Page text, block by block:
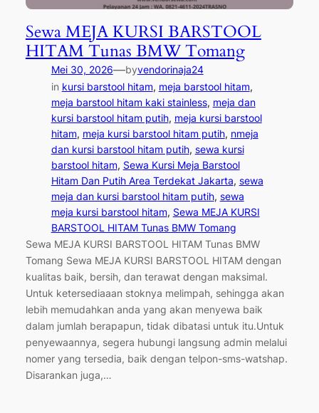
Sewa MEJA KURSI BARSTOOL
HITAM Tunas BMW Tomang
Mei 30, 2026—byvendorinaja24
in kursi barstool hitam, meja barstool hitam
meja barstool hitam kaki stainless, meja dan
kursi barstool hitam putih, meja kursi barstool
hitam, meja kursi barstool hitam putih, nmeja
dan kursi barstool hitam putih, sewa kursi
barstool hitam, Sewa Kursi Meja Barstool
Hitam Dan Putih Area Terdekat Jakarta, sewa
meja dan kursi barstool hitam putih, sewa
meja kursi barstool hitam, Sewa MEJA KURSI
BARSTOOL HITAM Tunas BMW Tomang
Sewa MEJA KURSI BARSTOOL HITAM Tunas BMW
Tomang Sewa MEJA KURSI BARSTOOL HITAM dengan
kualitas baik, bersih, dan terawat dengan maksimal.
Untuk ketersediaaan stoknya melimpah, sehingga akan
lebih memudahkan anda yang akan menyewa baik
dalam jumlah berapapun, tidak dibatasi untuk itu.Untuk
penyewaannya, segera hubungi langsung admin melalui
nomer yang tersedia, baik dengan telpon-sms-watshap.
Disarankan juga,…